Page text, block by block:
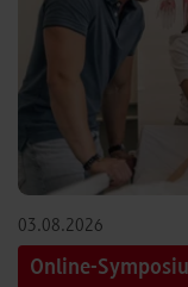
03.08.2026
Online-